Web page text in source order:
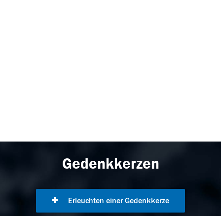
Gedenkkerzen
Erleuchten einer Gedenkkerze